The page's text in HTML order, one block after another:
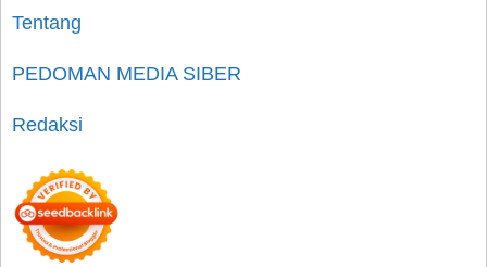
Tentang
PEDOMAN MEDIA SIBER
Redaksi